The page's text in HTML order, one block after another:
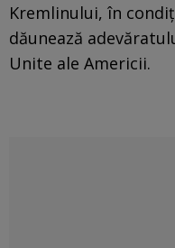
Kremlinului, în
dăunează
Unite ale Americii.